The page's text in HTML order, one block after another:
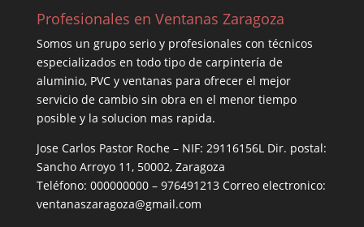
Profesionales en Ventanas Zaragoza
Somos un grupo serio y profesionales con técnicos
especializados en todo tipo de carpintería de
aluminio, PVC y ventanas para ofrecer el mejor
servicio de cambio sin obra en el menor tiempo
posible y la solucion mas rapida.
Jose Carlos Pastor Roche – NIF: 29116156L Dir. postal:
Sancho Arroyo 11, 50002, Zaragoza
Teléfono: 000000000 – 976491213 Correo electronico:
ventanaszaragoza@gmail.com